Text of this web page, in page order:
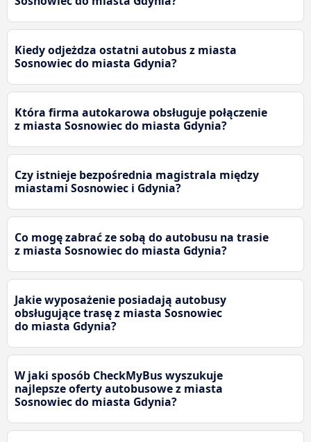
Kiedy odjeżdza ostatni autobus z miasta
Sosnowiec do miasta Gdynia?
Która firma autokarowa obsługuje połączenie
z miasta Sosnowiec do miasta Gdynia?
Czy istnieje bezpośrednia magistrala między
miastami Sosnowiec i Gdynia?
Co mogę zabrać ze sobą do autobusu na trasie
z miasta Sosnowiec do miasta Gdynia?
Jakie wyposażenie posiadają autobusy
obsługujące trasę z miasta Sosnowiec
do miasta Gdynia?
W jaki sposób CheckMyBus wyszukuje
najlepsze oferty autobusowe z miasta
Sosnowiec do miasta Gdynia?